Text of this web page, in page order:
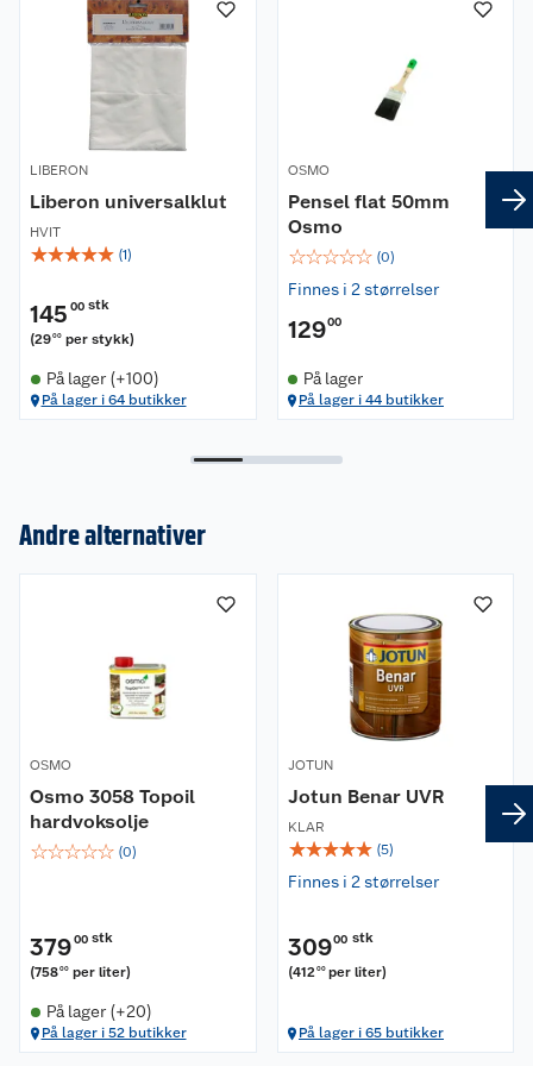
næringsmidler, for bruk på barneleker av tre og
gir en langvarig beskyttelse.
Produktet trekker inn i treet, beskytter fra
innsiden, og gir en beskyttende overflate som
enkelt kan punktvis vedlikeholdes og renoveres.
pigmentert, dekorvoks eller oljebeis benyttes i
første strøk.
1 liter dekker ca. 24 m2 på ett strøk.
LIBERON
Liberon universalklut
HVIT
☆☆☆☆☆ (1)
145 00 stk
(2900 per stykk)
På lager (+100)
På lager i 64 butikker
OSMO
Pensel flat 50mm
Osmo
☆☆☆☆☆ (0)
Finnes i 2 størrelser
12900
På lager
På lager i 44 butikker
Andre alternativer
OSMO
Osmo 3058 Topoil
hardvoksolje
☆☆☆☆☆ (0)
37900 stk
(75800 per liter)
På lager (+20)
På lager i 52 butikker
JOTUN
Jotun Benar UVR
KLAR
☆☆☆☆☆ (5)
Finnes i 2 størrelser
30900 stk
(412 00 per liter)
På lager i 65 butikker
Kontakt oss
Retur- og angrerett
Ofte stilte spørsmål
Leie tilhenger
Våre merkevarer
Våre kjeder
Kjøpsvilkår
Cookies
Bærekraft
Åpent kjøp
Retur av el-avfall
Hageinspirasjon
Oppussing med innemaling
Et varmere hjem
Gulv